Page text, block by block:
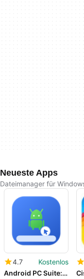
Neueste Apps
Dateimanager für
4.7
Kostenlos
Android PC Suite: Manager, Mirror and Remote Control